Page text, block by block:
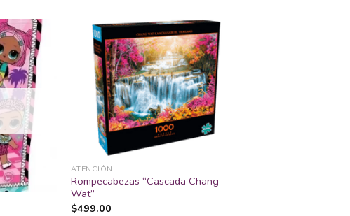
Añadir
a la
lista
de
deseos
Añadir
a la
lista
deseos
ATENCIÓN
Rompecabezas “Cascada Chang
Wat”
$499.00